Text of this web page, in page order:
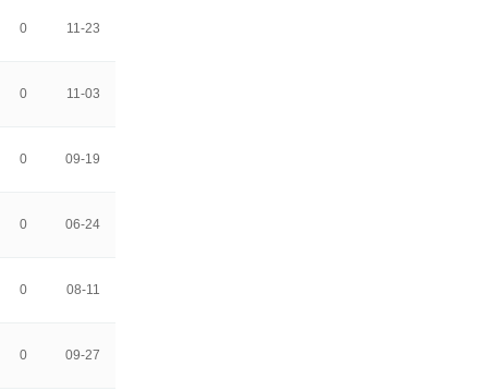
0 11-23
0 11-03
0 09-19
0 06-24
0 08-11
0 09-27